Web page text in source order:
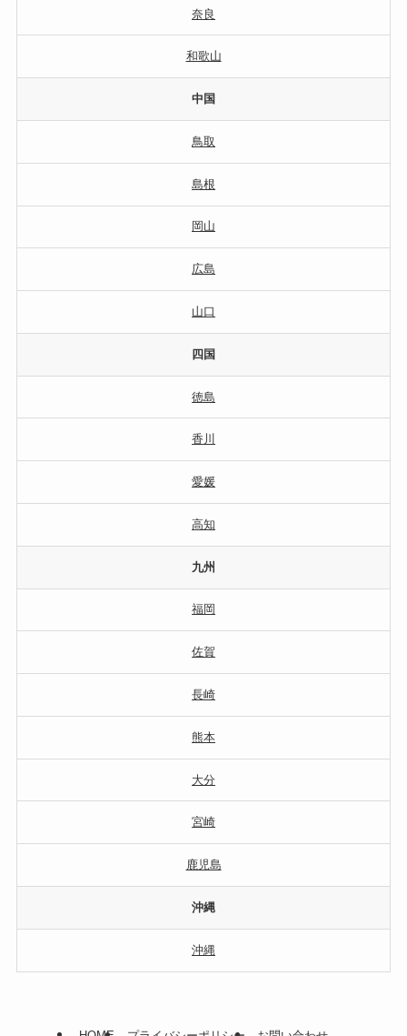
奈良
和歌山
中国
鳥取
島根
岡山
広島
山口
四国
徳島
香川
愛媛
高知
九州
福岡
佐賀
長崎
熊本
大分
宮崎
鹿児島
沖縄
沖縄